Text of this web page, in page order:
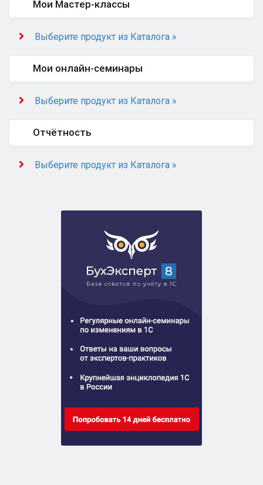
Мои Мастер-классы
Выберите продукт из Каталога »
Мои онлайн-семинары
Выберите продукт из Каталога »
Отчётность
Выберите продукт из Каталога »